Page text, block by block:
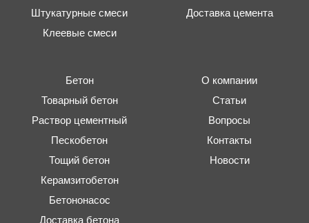
Штукатурные смеси
Клеевые смеси
Доставка цемента
Бетон
Товарный бетон
Раствор цементный
Пескобетон
Тощий бетон
Керамзитобетон
Бетононасос
Доставка бетона
О компании
Статьи
Вопросы
Контакты
Новости